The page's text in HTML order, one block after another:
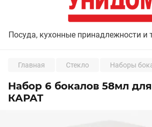
Посуда, кухонные принадлежности
Главная Стекло Наборы
Набор 6 бокалов 58мл
КАРАТ